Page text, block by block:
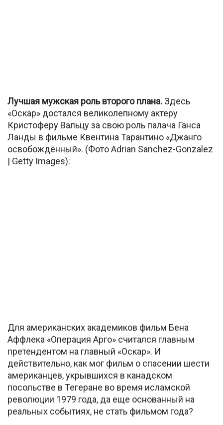
Лучшая мужская роль второго плана. Здесь
«Оскар» достался великолепному актеру
Кристоферу Вальцу за свою роль палача Ганса
Ланды в фильме Квентина Тарантино «Джанго
освобождённый». (Фото Adrian Sanchez-Gonzalez
| Getty Images):
Для американских академиков фильм Бена
Аффлека «Операция Арго» считался главным
претендентом на главный «Оскар». И
действительно, как мог фильм о спасении шести
американцев, укрывшихся в канадском
посольстве в Тегеране во время исламской
революции 1979 года, да еще основанный на
реальных событиях, не стать фильмом года?